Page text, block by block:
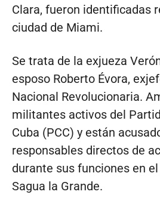
Clara, fueron identificadas
ciudad de Miami.
Se trata de la exjueza
esposo Roberto Évora,
Nacional Revolucionaria.
militantes activos del
Cuba (PCC) y están
responsables directos de
durante sus funciones en
Sagua la Grande.